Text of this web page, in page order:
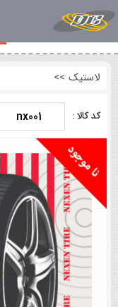
لاستیک >>
کد کالا : nx001